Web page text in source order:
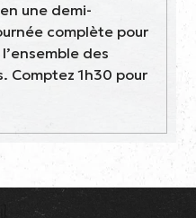
une demi-
complète pour
des
Comptez 1h30 pour